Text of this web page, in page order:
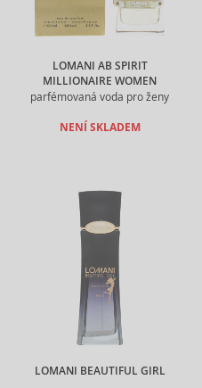
LOMANI AB SPIRIT
MILLIONAIRE WOMEN
parfémovaná voda pro ženy
NENÍ SKLADEM
LOMANI BEAUTIFUL GIRL